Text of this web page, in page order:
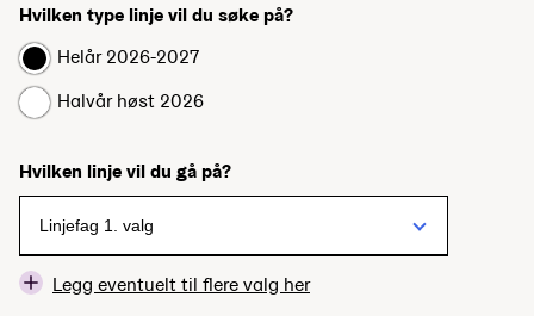
Hvilken type linje vil du søke på?
Helår 2026-2027
Halvår høst 2026
Hvilken linje vil du gå på?
Legg eventuelt til flere valg her